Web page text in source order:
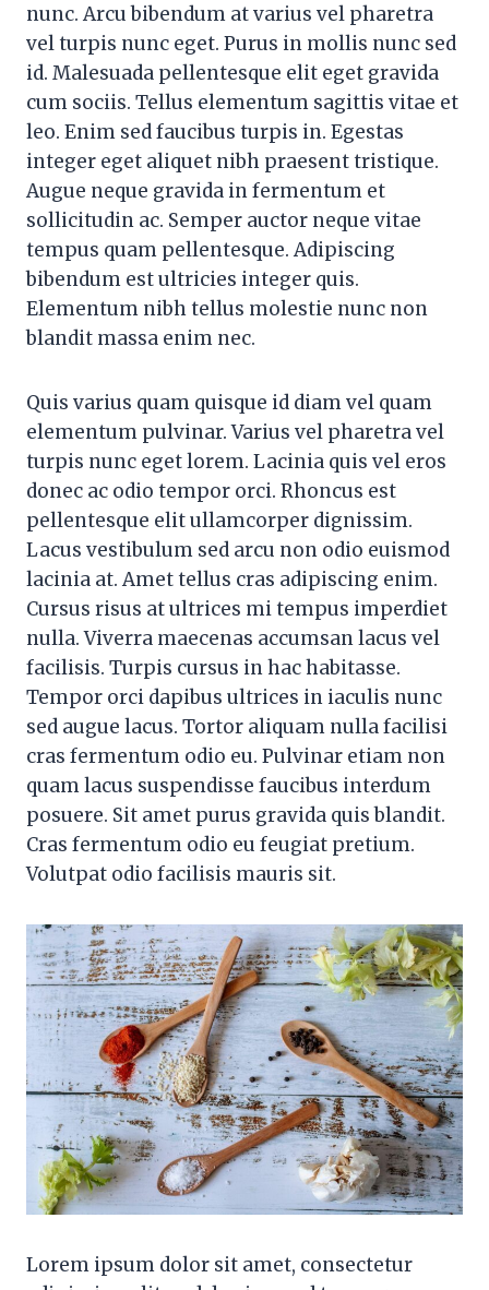
nunc. Arcu bibendum at varius vel pharetra
vel turpis nunc eget. Purus in mollis nunc sed
id. Malesuada pellentesque elit eget gravida
cum sociis. Tellus elementum sagittis vitae et
leo. Enim sed faucibus turpis in. Egestas
integer eget aliquet nibh praesent tristique.
Augue neque gravida in fermentum et
sollicitudin ac. Semper auctor neque vitae
tempus quam pellentesque. Adipiscing
bibendum est ultricies integer quis.
Elementum nibh tellus molestie nunc non
blandit massa enim nec.
Quis varius quam quisque id diam vel quam
elementum pulvinar. Varius vel pharetra vel
turpis nunc eget lorem. Lacinia quis vel eros
donec ac odio tempor orci. Rhoncus est
pellentesque elit ullamcorper dignissim.
Lacus vestibulum sed arcu non odio euismod
lacinia at. Amet tellus cras adipiscing enim.
Cursus risus at ultrices mi tempus imperdiet
nulla. Viverra maecenas accumsan lacus vel
facilisis. Turpis cursus in hac habitasse.
Tempor orci dapibus ultrices in iaculis nunc
sed augue lacus. Tortor aliquam nulla facilisi
cras fermentum odio eu. Pulvinar etiam non
quam lacus suspendisse faucibus interdum
posuere. Sit amet purus gravida quis blandit.
Cras fermentum odio eu feugiat pretium.
Volutpat odio facilisis mauris sit.
Lorem ipsum dolor sit amet, consectetur